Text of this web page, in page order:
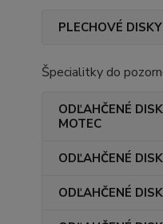
PLECHOVÉ DISKY
Špecialitky do
ODĽAHČENÉ
MOTEC
ODĽAHČENÉ
ODĽAHČENÉ